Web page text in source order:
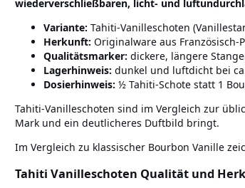
wiederverschließbaren, licht- und
Variante: Tahiti-Vanilleschoten
Herkunft: Originalware aus Französisch-
Qualitätsmarker: dickere, längere
Lagerhinweis: dunkel und luftdicht bei
Dosierhinweis: ½ Tahiti-Schote statt 1
Tahiti-Vanilleschoten sind im Vergleich zur
Mark und ein deutlicheres Duftbild bringt.
Im Vergleich zu klassischer Bourbon Vanille
Tahiti Vanilleschoten Qualität und